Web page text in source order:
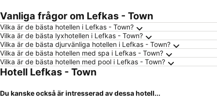
Vanliga frågor om Lefkas - Town
Vilka är de bästa hotellen i Lefkas - Town?
Vilka är de bästa lyxhotellen i Lefkas - Town?
Vilka är de bästa djurvänliga hotellen i Lefkas - Town?
Vilka är de bästa hotellen med spa i Lefkas - Town?
Vilka är de bästa hotellen med pool i Lefkas - Town?
Hotell Lefkas - Town
Du kanske också är intresserad av dessa hotell...